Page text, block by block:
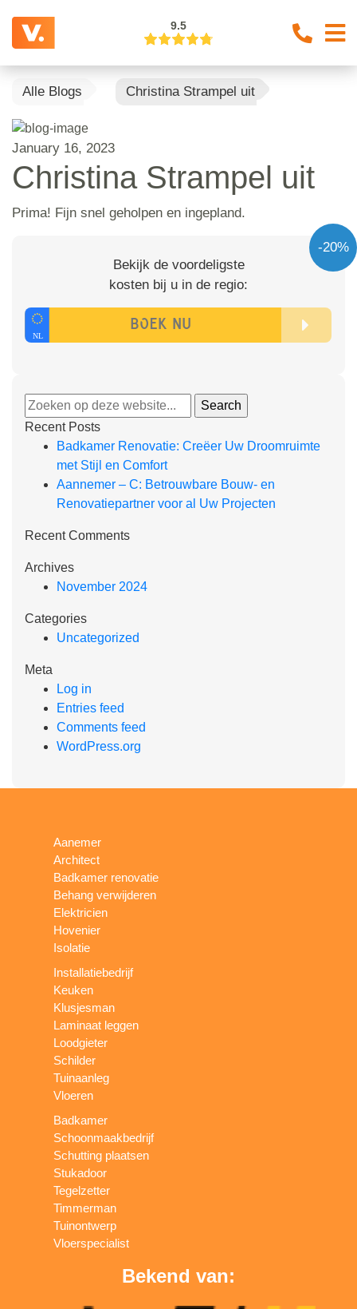
9.5
Alle Blogs Christina Strampel uit
January 16, 2023
Christina Strampel uit
Prima! Fijn snel geholpen en ingepland.
-20%
Bekijk de voordeligste
kosten bij u in de regio:
Recent Posts
Badkamer Renovatie: Creëer Uw Droomruimte
met Stijl en Comfort
Aannemer – C: Betrouwbare Bouw- en
Renovatiepartner voor al Uw Projecten
Recent Comments
Archives
November 2024
Categories
Uncategorized
Meta
Log in
Entries feed
Comments feed
WordPress.org
Aanemer
Architect
Badkamer renovatie
Behang verwijderen
Elektricien
Hovenier
Isolatie
Installatiebedrijf
Keuken
Klusjesman
Laminaat leggen
Loodgieter
Schilder
Tuinaanleg
Vloeren
Badkamer
Schoonmaakbedrijf
Schutting plaatsen
Stukadoor
Tegelzetter
Timmerman
Tuinontwerp
Vloerspecialist
Bekend van: